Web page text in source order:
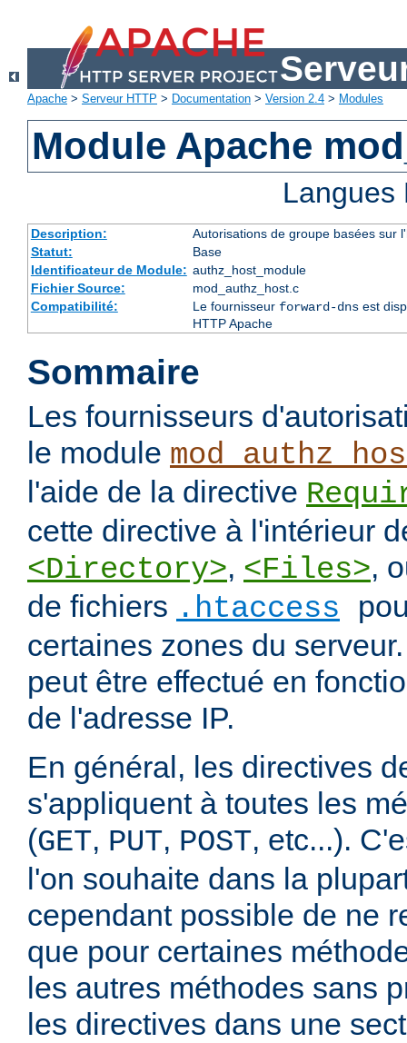
Apache > Serveur HTTP > Documentation > Version 2.4 > Modules
Module Apache
Description:
Autorisations de groupe basées sur
Statut:
Base
Identificateur de Module: authz_host_module
Fichier Source:
mod_authz_host.c
Compatibilité:
Le fournisseur forward-dnsest
HTTP Apache
Sommaire
Les fournisseurs
le module
l'aide de la directive
cette directive à l'intérieur
<Directory>, <Files>,
de fichiers .htaccess
certaines zones du
peut être effectué en
de l'adresse IP.
En général, les directives
s'appliquent à toutes les
(GET, PUT, POST, etc...).
l'on souhaite dans la
cependant possible de ne
que pour certaines
les autres méthodes sans
les directives dans une